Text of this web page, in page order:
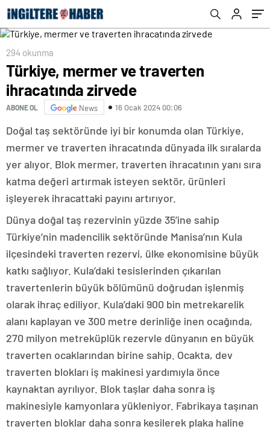
294 okunma
Türkiye, mermer ve traverten
ihracatında zirvede
ABONE OL News 16 Ocak 2024 00:06
Doğal taş sektöründe iyi bir konumda olan Türkiye,
mermer ve traverten ihracatında dünyada ilk sıralarda
yer alıyor. Blok mermer, traverten ihracatının yanı sıra
katma değeri artırmak isteyen sektör, ürünleri
işleyerek ihracattaki payını artırıyor.
Dünya doğal taş rezervinin yüzde 35’ine sahip
Türkiye’nin madencilik sektöründe Manisa’nın Kula
ilçesindeki traverten rezervi, ülke ekonomisine büyük
katkı sağlıyor. Kula’daki tesislerinden çıkarılan
travertenlerin büyük bölümünü doğrudan işlenmiş
olarak ihraç ediliyor. Kula’daki 900 bin metrekarelik
alanı kaplayan ve 300 metre derinliğe inen ocağında,
270 milyon metreküplük rezervle dünyanın en büyük
traverten ocaklarından birine sahip. Ocakta, dev
traverten blokları iş makinesi yardımıyla önce
kaynaktan ayrılıyor. Blok taşlar daha sonra iş
makinesiyle kamyonlara yükleniyor. Fabrikaya taşınan
traverten bloklar daha sonra kesilerek plaka haline